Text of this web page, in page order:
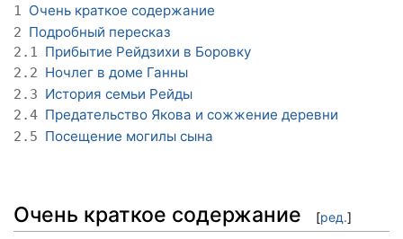
1 Очень краткое содержание
2 Подробный пересказ
2.1 Прибытие Рейдзихи в Боровку
2.2 Ночлег в доме Ганны
2.3 История семьи Рейды
2.4 Предательство Якова и сожжение деревни
2.5 Посещение могилы сына
Очень краткое содержание [ред.]